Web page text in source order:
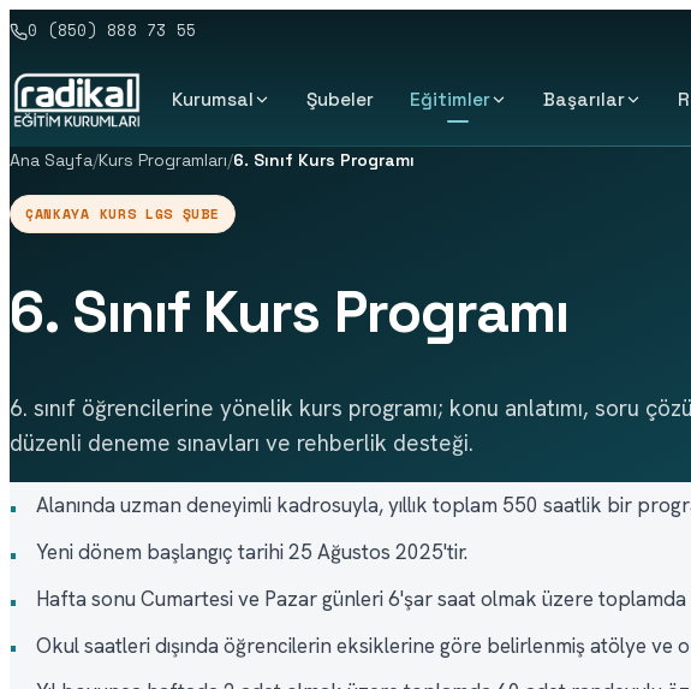
0 (850) 888 73 55
Kurumsal Şubeler Eğitimler Başarılar
Ana Sayfa/Kurs Programları/6. Sınıf Kurs Programı
ÇANKAYA KURS LGS ŞUBE
6. Sınıf Kurs Programı
6. sınıf öğrencilerine yönelik kurs programı; konu anlatımı, soru
düzenli deneme sınavları ve rehberlik desteği.
•
Alanında uzman deneyimli kadrosuyla, yıllık toplam 550 saatlik bir
•
Yeni dönem başlangıç tarihi 25 Ağustos 2025'tir.
•
Hafta sonu Cumartesi ve Pazar günleri 6'şar saat olmak üzere toplamda
•
Okul saatleri dışında öğrencilerin eksiklerine göre belirlenmiş atölye ve